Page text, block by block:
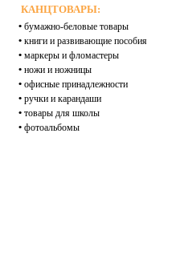
КАНЦТОВАРЫ:
• бумажно-беловые товары
• книги и развивающие пособия
• маркеры и фломастеры
• ножи и ножницы
• офисные принадлежности
• ручки и карандаши
• товары для школы
• фотоальбомы